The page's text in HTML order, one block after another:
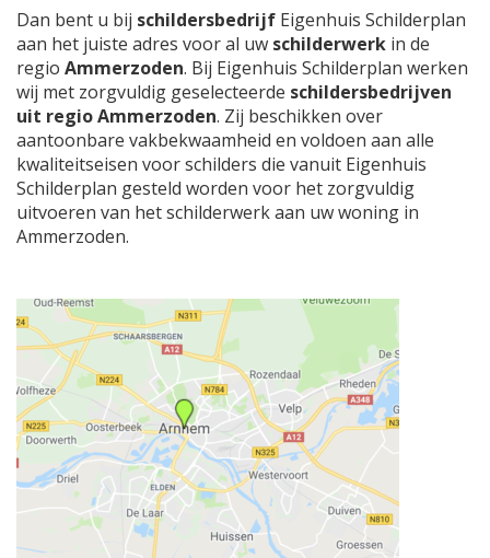
Dan bent u bij schildersbedrijf Eigenhuis Schilderplan
aan het juiste adres voor al uw schilderwerk in de
regio Ammerzoden. Bij Eigenhuis Schilderplan werken
wij met zorgvuldig geselecteerde schildersbedrijven
uit regio Ammerzoden. Zij beschikken over
aantoonbare vakbekwaamheid en voldoen aan alle
kwaliteitseisen voor schilders die vanuit Eigenhuis
Schilderplan gesteld worden voor het zorgvuldig
uitvoeren van het schilderwerk aan uw woning in
Ammerzoden.